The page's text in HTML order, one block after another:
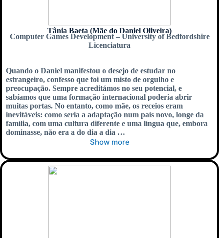
Tânia Baeta (Mãe do Daniel Oliveira)
Computer Games Development – University of Bedfordshire
Licenciatura
Quando o Daniel manifestou o desejo de estudar no
estrangeiro, confesso que foi um misto de orgulho e
preocupação. Sempre acreditámos no seu potencial, e
sabíamos que uma formação internacional poderia abrir
muitas portas. No entanto, como mãe, os receios eram
inevitáveis: como seria a adaptação num país novo, longe da
família, com uma cultura diferente e uma língua que, embora
dominasse, não era a do dia a dia …
Show more